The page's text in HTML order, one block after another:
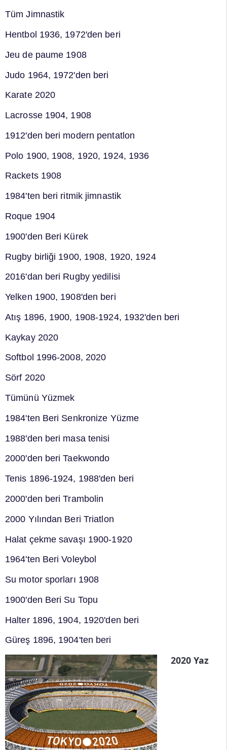
Tüm Jimnastik
Hentbol 1936, 1972'den beri
Jeu de paume 1908
Judo 1964, 1972'den beri
Karate 2020
Lacrosse 1904, 1908
1912'den beri modern pentatlon
Polo 1900, 1908, 1920, 1924, 1936
Rackets 1908
1984'ten beri ritmik jimnastik
Roque 1904
1900'den Beri Kürek
Rugby birliği 1900, 1908, 1920, 1924
2016'dan beri Rugby yedilisi
Yelken 1900, 1908'den beri
Atış 1896, 1900, 1908-1924, 1932'den beri
Kaykay 2020
Softbol 1996-2008, 2020
Sörf 2020
Tümünü Yüzmek
1984'ten Beri Senkronize Yüzme
1988'den beri masa tenisi
2000'den beri Taekwondo
Tenis 1896-1924, 1988'den beri
2000'den beri Trambolin
2000 Yılından Beri Triatlon
Halat çekme savaşı 1900-1920
1964'ten Beri Voleybol
Su motor sporları 1908
1900'den Beri Su Topu
Halter 1896, 1904, 1920'den beri
Güreş 1896, 1904'ten beri
2020 Yaz